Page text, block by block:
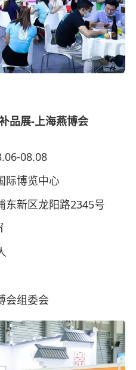
品展-上海燕博会
08.08
际博览中心
东新区龙阳路2345号
会组委会